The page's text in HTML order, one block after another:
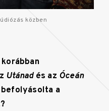
közben
Utánadés az Óceán
a